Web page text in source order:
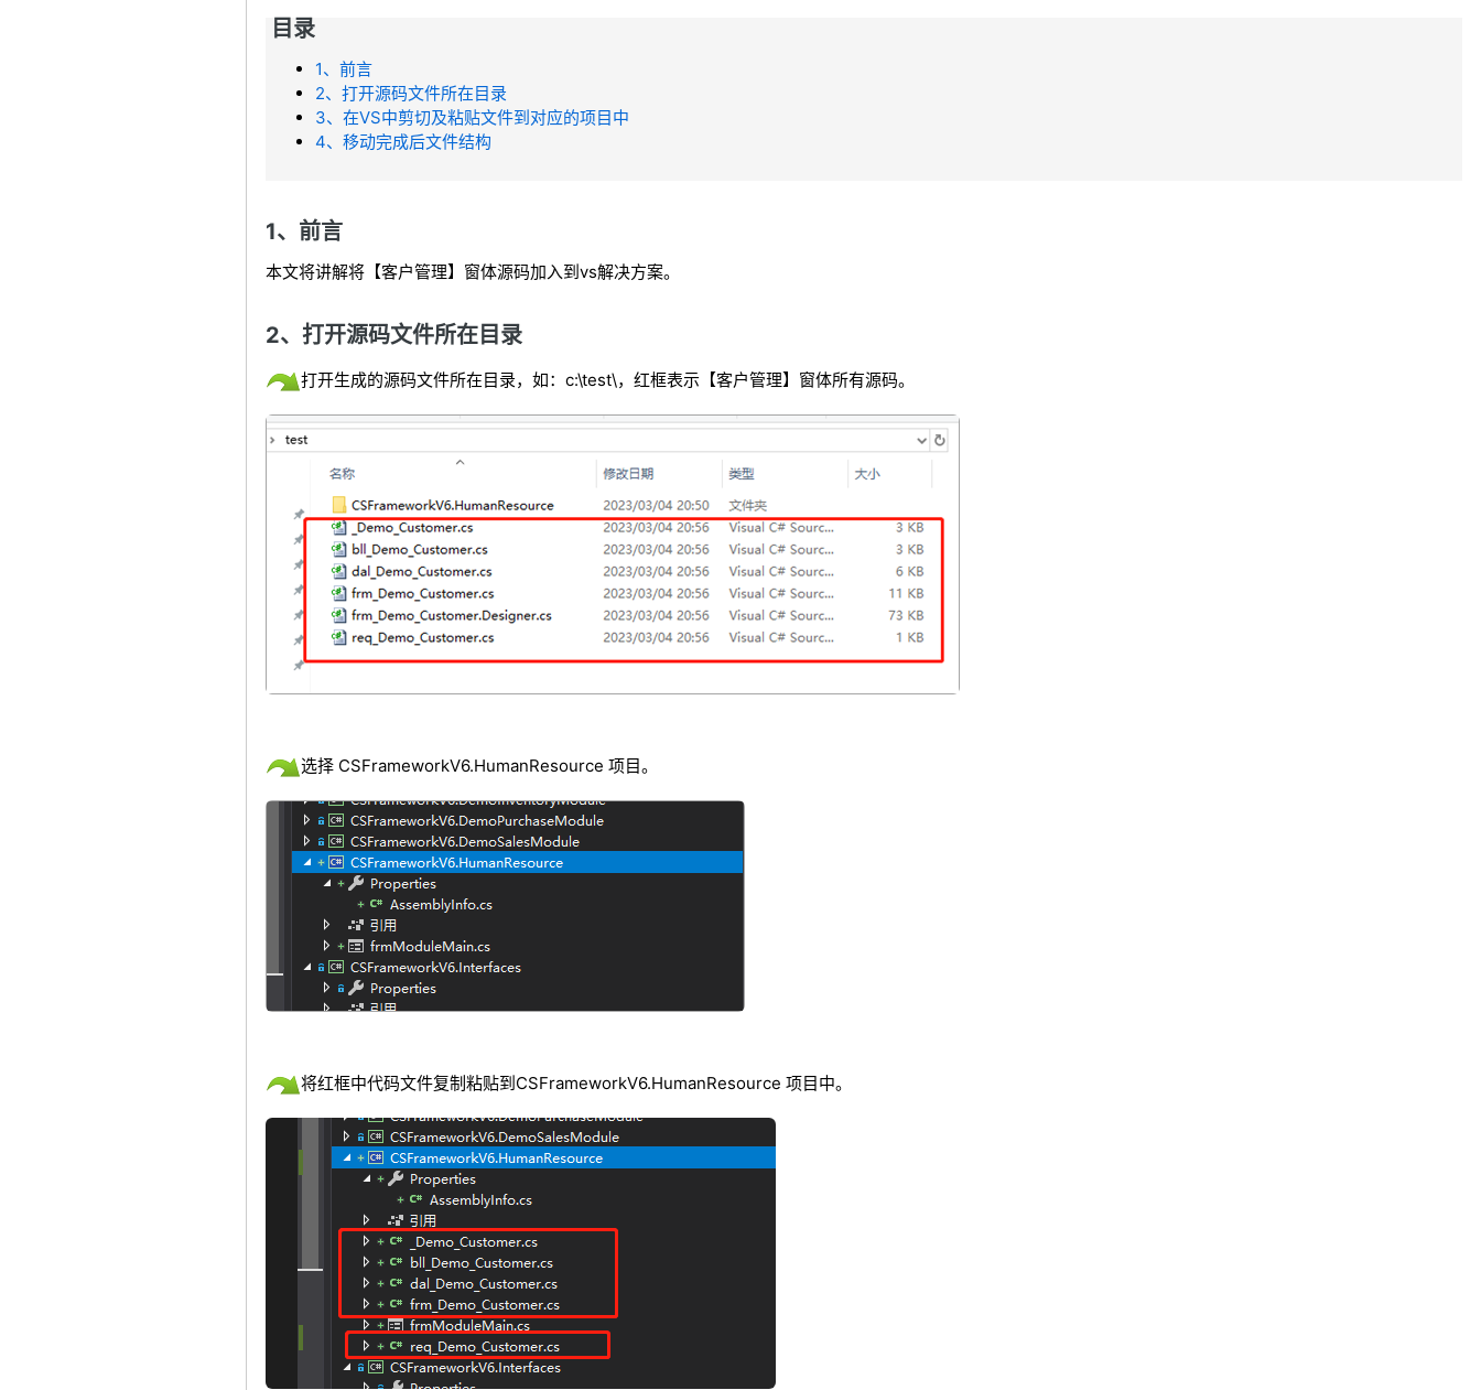
目录
1、前言
2、打开源码文件所在目录
3、在VS中剪切及粘贴文件到对应的项目中
4、移动完成后文件结构
1、前言
本文将讲解将【客户管理】窗体源码加入到vs解决方案。
2、打开源码文件所在目录
打开生成的源码文件所在目录，如：c:\test\，红框表示【客户管理】窗体所有源码。
选择 CSFrameworkV6.HumanResource 项目。
将红框中代码文件复制粘贴到CSFrameworkV6.HumanResource 项目中。